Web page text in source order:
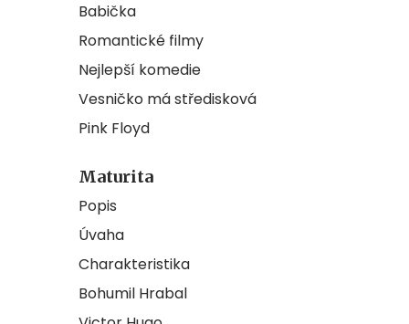
Babička
Romantické filmy
Nejlepší komedie
Vesničko má středisková
Pink Floyd
Maturita
Popis
Úvaha
Charakteristika
Bohumil Hrabal